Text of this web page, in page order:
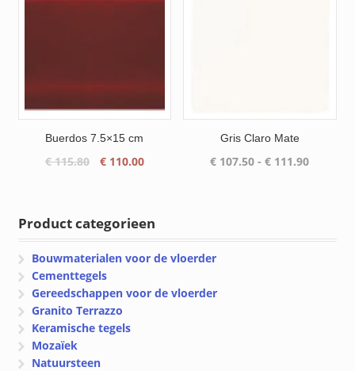
Buerdos 7.5×15 cm
€115.80
Oorspronkelijke
€110.00Huidige
Gris Claro Mate
€ 107.50 - € 111.90
Product categorieen
Bouwmaterialen voor de vloerder
Cementtegels
Gereedschappen voor de vloerder
Granito Terrazzo
Keramische tegels
Mozaïek
Natuursteen